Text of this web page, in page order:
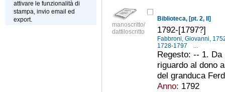
attivare le funzionalità di
stampa, invio email ed
export.
manoscritto/
dattiloscritto
Biblioteca, [pt. 2, II]
1792-[1797?]
Fabbroni, Giovanni,
1728-1797
...
Regesto: -- 1.
riguardo al dono
del granduca
Anno: 1792